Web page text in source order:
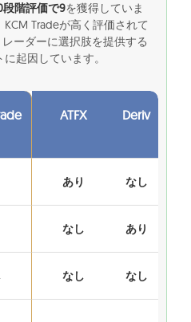
段階評価で9を獲得していま
Tradeが高く評価されて
ーダーに選択肢を提供する
起因しています。
ATFX Deriv
あり なし
なし あり
なし なし